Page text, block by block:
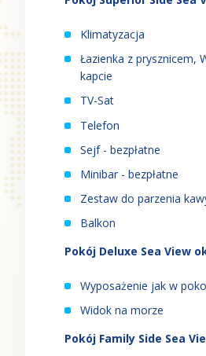
Klimatyzacja
Łazienka z prysznicem,
kapcie
TV-Sat
Telefon
Sejf - bezpłatne
Minibar - bezpłatne
Zestaw do parzenia
Balkon
Pokój Deluxe Sea View
Wyposażenie jak w
Widok na morze
Pokój Family Side Sea